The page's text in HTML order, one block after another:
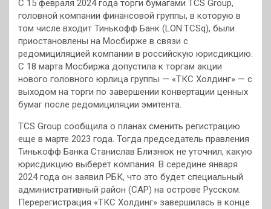
С 15 февраля 2024 года торги бумагами TCS Group,
головной компании финансовой группы, в которую в
том числе входит Тинькофф Банк (LON:TCSq), были
приостановлены на Мосбирже в связи с
редомициляцией компании в российскую юрисдикцию.
С 18 марта Мосбиржа допустила к торгам акции
нового головного юрлица группы — «ТКС Холдинг» — с
выходом на торги по завершении конвертации ценных
бумаг после редомициляции эмитента.
TCS Group сообщила о планах сменить регистрацию
еще в марте 2023 года. Тогда председатель правления
Тинькофф Банка Станислав Близнюк не уточнил, какую
юрисдикцию выберет компания. В середине января
2024 года он заявил РБК, что это будет специальный
административный район (САР) на острове Русском.
Перерегистрация «ТКС Холдинг» завершилась в конце